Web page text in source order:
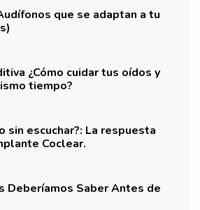
que se adaptan a tu
¿Cómo cuidar tus oídos y
tiempo?
sin escuchar?: La respuesta
Coclear.
Deberíamos Saber Antes de